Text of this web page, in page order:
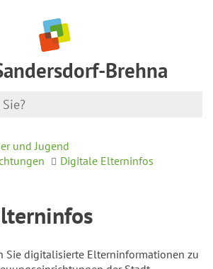
Brehna
und Jugend
Digitale Elterninfos
Sie digitalisierte Elterninformationen zu